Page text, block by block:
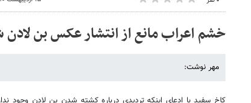
خشم اعراب مانع از انتشار عکس بن
مهر نوشت:
کاخ سفید با ادعای اینکه تردیدی درباره کشته شدن بن لادن وجود